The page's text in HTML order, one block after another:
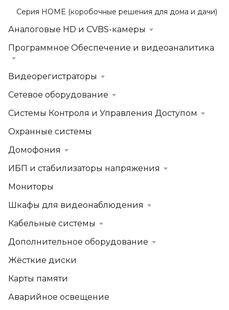
Серия HOME (коробочные решения для дома и дачи)
Аналоговые HD и CVBS-камеры
Программное Обеспечение и видеоаналитика
Видеорегистраторы
Сетевое оборудование
Системы Контроля и Управления Доступом
Охранные системы
Домофония
ИБП и стабилизаторы напряжения
Мониторы
Шкафы для видеонаблюдения
Кабельные системы
Дополнительное оборудование
Жёсткие диски
Карты памяти
Аварийное освещение